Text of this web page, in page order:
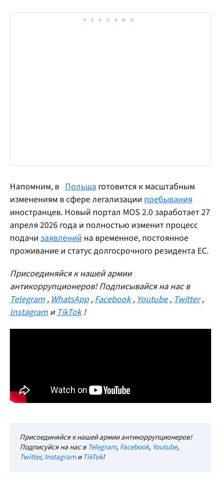
Напомним, в Польша готовится к масштабным
изменениям в сфере легализации пребывания
иностранцев. Новый портал MOS 2.0 заработает 27
апреля 2026 года и полностью изменит процесс
подачи заявлений на временное, постоянное
проживание и статус долгосрочного резидента ЕС.
Присоединяйся к нашей армии
антикоррупционеров! Подписывайся на нас в
Telegram ,WhatsApp ,Facebook ,Youtube ,Twitter ,
Instagram иTikTok !
Присоединяйся к нашей армии антикоррупционеров!
Подписуйся на нас в Telegram, Facebook, Youtube,
Twitter, InstagramиTikTok!